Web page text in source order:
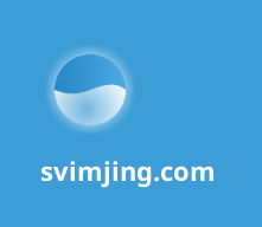
svimjing.com